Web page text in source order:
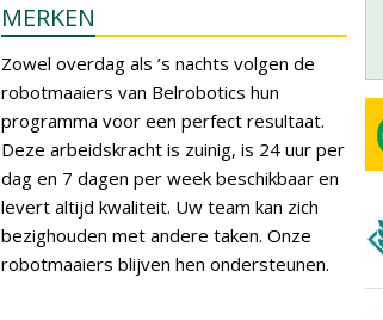
MERKEN
Zowel overdag als ’s nachts volgen de
robotmaaiers van Belrobotics hun
programma voor een perfect resultaat.
Deze arbeidskracht is zuinig, is 24 uur per
dag en 7 dagen per week beschikbaar en
levert altijd kwaliteit. Uw team kan zich
bezighouden met andere taken. Onze
robotmaaiers blijven hen ondersteunen.